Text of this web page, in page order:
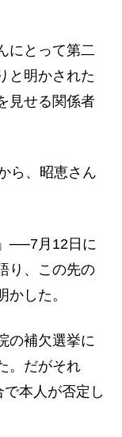
にとって第二
と明かされた
見せる関係者
ら、昭恵さん
──7月12日に
り、この先の
した。
の補欠選挙に
。だがそれ
本人が否定し